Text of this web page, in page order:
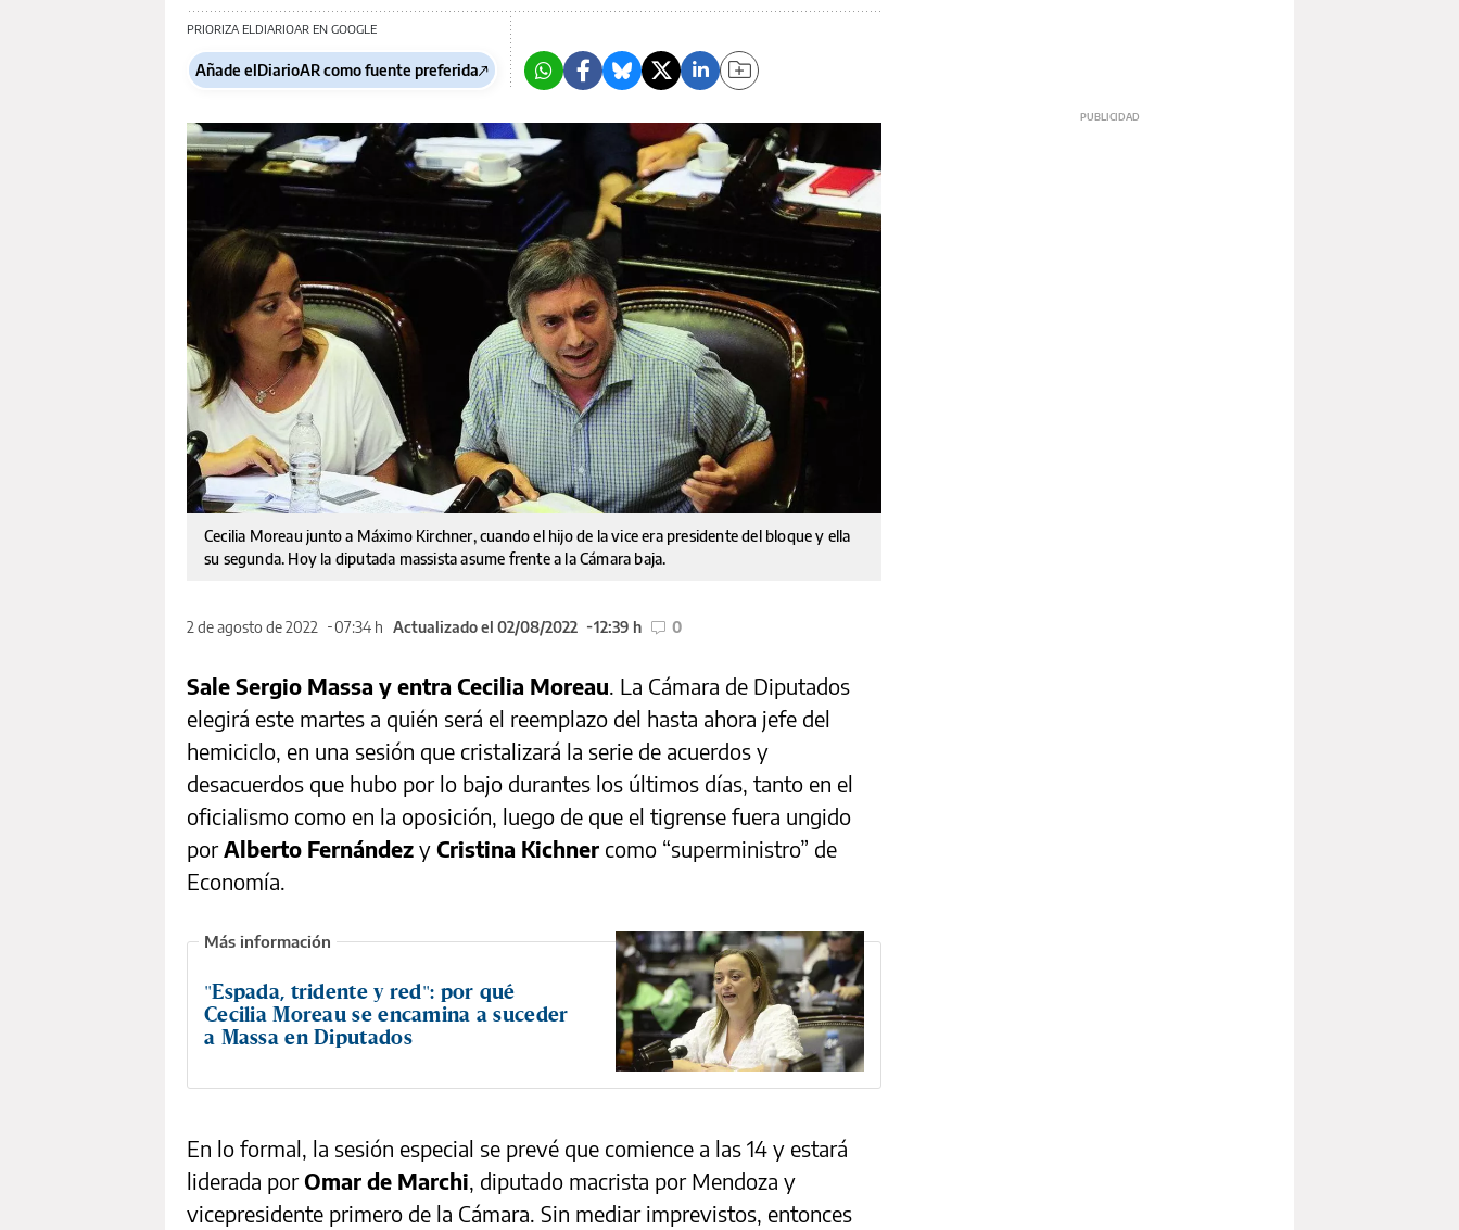
PRIORIZA ELDIARIOAR EN GOOGLE
Añade elDiarioAR como fuente preferida
Cecilia Moreau junto a Máximo Kirchner, cuando el hijo de la vice era presidente del bloque y ella
su segunda. Hoy la diputada massista asume frente a la Cámara baja.
2 de agosto de 2022 07:34 h Actualizado el 02/08/2022 12:39 h 0
Sale Sergio Massa y entra Cecilia Moreau. La Cámara de Diputados
elegirá este martes a quién será el reemplazo del hasta ahora jefe del
hemiciclo, en una sesión que cristalizará la serie de acuerdos y
desacuerdos que hubo por lo bajo durantes los últimos días, tanto en el
oficialismo como en la oposición, luego de que el tigrense fuera ungido
por Alberto Fernández y Cristina Kichner como “superministro” de
Economía.
"Espada, tridente y red": por qué
Cecilia Moreau se encamina a suceder
a Massa en Diputados
En lo formal, la sesión especial se prevé que comience a las 14 y estará
liderada porOmar de Marchi, diputado macrista por Mendoza y
vicepresidente primero de la Cámara. Sin mediar imprevistos, entonces